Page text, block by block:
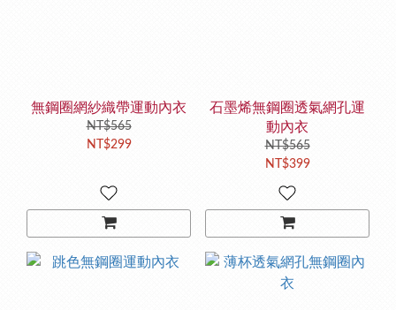
無鋼圈網紗織帶運動內衣
NT$565
NT$299
石墨烯無鋼圈透氣網孔運
動內衣
NT$565
NT$399